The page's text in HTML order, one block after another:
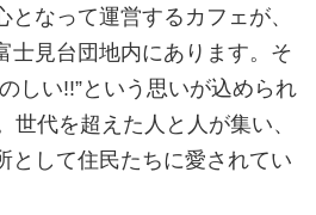
なって運営するカフェが、
士見台団地内にあります。そ
しい!!”という思いが込められ
世代を超えた人と人が集い、
として住民たちに愛されてい